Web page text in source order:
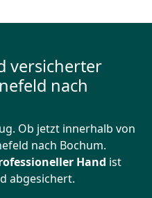
versicherter
nach
Ob jetzt innerhalb von
nach Bochum.
Hand ist
abgesichert.